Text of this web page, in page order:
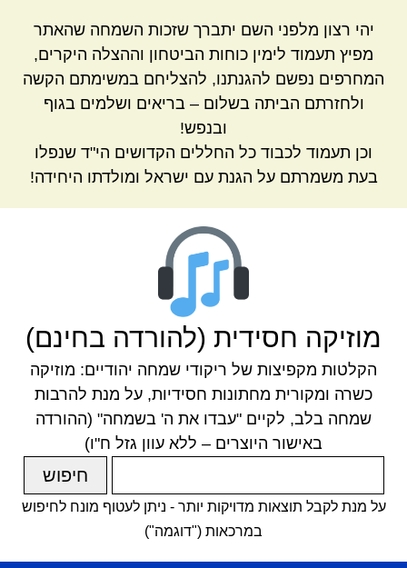
יהי רצון מלפני השם יתברך שזכות השמחה שהאתר
מפיץ תעמוד לימין כוחות הביטחון וההצלה היקרים,
המחרפים נפשם להגנתנו, להצליחם במשימתם הקשה
ולחזרתם הביתה בשלום – בריאים ושלמים בגוף
ובנפש!
וכן תעמוד לכבוד כל החללים הקדושים הי"ד שנפלו
בעת משמרתם על הגנת עם ישראל ומולדתו היחידה!
מוזיקה חסידית (להורדה בחינם)
הקלטות מקפיצות של ריקודי שמחה יהודיים: מוזיקה
כשרה ומקורית מחתונות חסידיות, על מנת להרבות
שמחה בלב, לקיים "עבדו את ה' בשמחה" (ההורדה
באישור היוצרים – ללא עוון גזל ח"ו)
על מנת לקבל תוצאות מדויקות יותר - ניתן לעטוף מונח לחיפוש
במרכאות ("דוגמה")